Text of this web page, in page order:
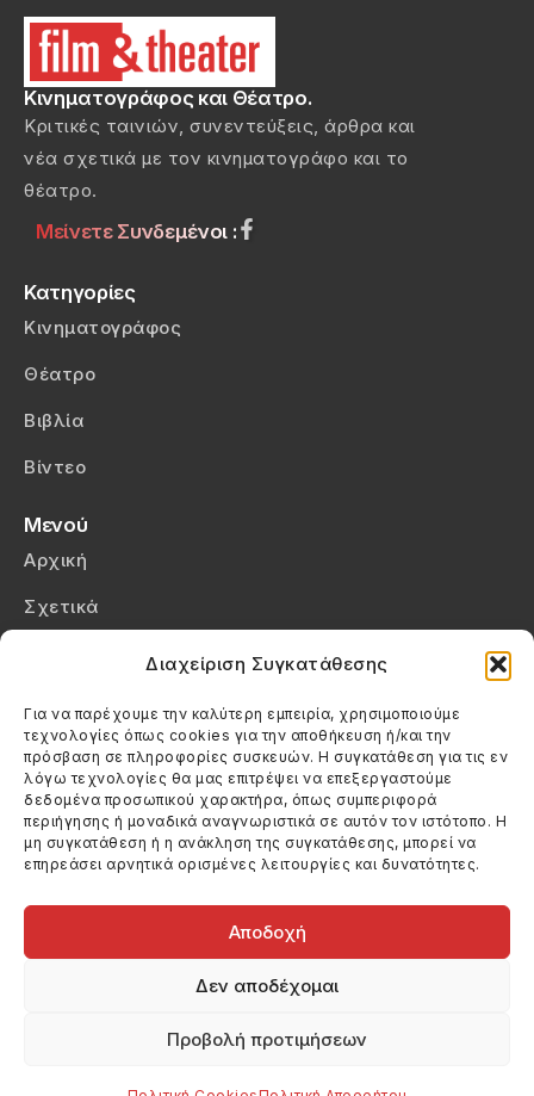
Διαχείριση Συγκατάθεσης
Για να παρέχουμε την καλύτερη εμπειρία, χρησιμοποιούμε
τεχνολογίες όπως cookies για την αποθήκευση ή/και την
πρόσβαση σε πληροφορίες συσκευών. Η συγκατάθεση για τις εν
λόγω τεχνολογίες θα μας επιτρέψει να επεξεργαστούμε
δεδομένα προσωπικού χαρακτήρα, όπως συμπεριφορά
περιήγησης ή μοναδικά αναγνωριστικά σε αυτόν τον ιστότοπο. Η
μη συγκατάθεση ή η ανάκληση της συγκατάθεσης, μπορεί να
επηρεάσει αρνητικά ορισμένες λειτουργίες και δυνατότητες.
Αποδοχή
Δεν αποδέχομαι
Προβολή προτιμήσεων
Κινηματογράφος και Θέατρο.
Κριτικές ταινιών, συνεντεύξεις, άρθρα και
νέα σχετικά με τον κινηματογράφο και το
θέατρο.
Μείνετε Συνδεμένοι :
Κατηγορίες
Κινηματογράφος
Θέατρο
Βιβλία
Βίντεο
Μενού
Αρχική
Σχετικά
Πολιτική Cookies (ΕΕ)
Στοιχεία Επικοινωνίας
Καλεσέ μας
(+30) 6974123481
Στείλε μας email
info@filmandtheater.gr
Copyright 2026 Filmandtheater / All rights reserved